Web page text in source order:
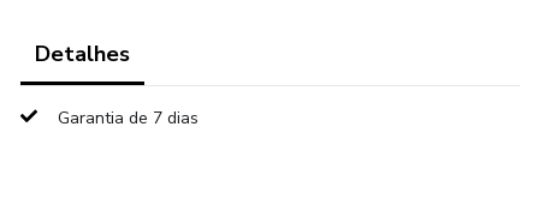
certo para o seu negócio;
• Integrar o tráfego pago com estratégias orgânicas de
Detalhes
Garantia de 7 dias